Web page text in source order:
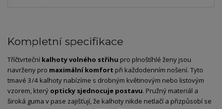
Kompletní specifikace
Tříčtvrteční kalhoty volného střihu pro plnoštíhlé ženy jsou
navrženy pro maximální komfort při každodenním nošení. Tyto
tmavé 3/4 kalhoty nabízíme s drobným květinovým nebo listovým
vzorem, který opticky sjednocuje postavu. Pružný materiál a
široká guma v pase zajišťují, že kalhoty nikde netlačí a přizpůsobí se